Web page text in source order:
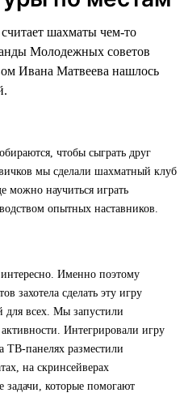
шахматы чем-то
Молодежных советов
Ивана Матвеева нашлось
чтобы сыграть друг
мы сделали шахматный клуб
можно научиться играть
опытных наставников.
Именно поэтому
захотела сделать эту игру
для всех. Мы запустили
Интегрировали игру
ТВ-панелях разместили
на скринсейверах
которые помогают